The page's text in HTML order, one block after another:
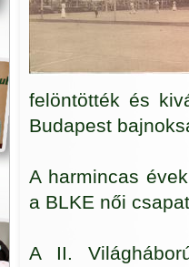
felöntötték és
Budapest
A harmincas
a BLKE női
A II.